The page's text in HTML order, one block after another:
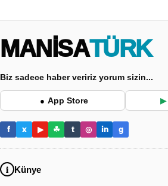
MANİSA TÜRK
Biz sadece haber veririz yorum sizin...
● App Store ▶
f x ▶ ☘ t ◎ in g
Künye